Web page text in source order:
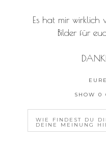
Es hat mir wirklich
Bilder für
SHOW0
WIE FINDEST DU
DEINE MEINUNG